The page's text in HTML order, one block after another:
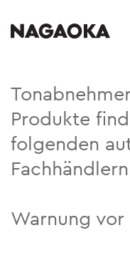
Produkte
folgenden
Warnung vor